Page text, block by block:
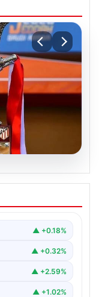
▲ +0.18%
▲ +0.32%
▲ +2.59%
▲ +1.02%